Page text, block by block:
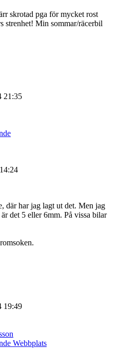
skrotad pga för mycket rost
strenhet! Min sommar/räcerbil
21:35
där har jag lagt ut det. Men jag
det 5 eller 6mm. På vissa bilar
19:49
Webbplats